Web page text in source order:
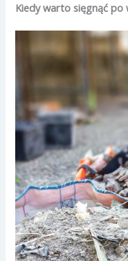
Kiedy warto sięgnąć po